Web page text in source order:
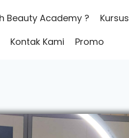
Beauty Academy ? Kursus
Kontak Kami Promo